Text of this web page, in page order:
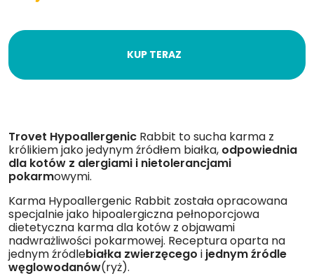
KUP TERAZ
Trovet Hypoallergenic Rabbit to sucha karma z
królikiem jako jedynym źródłem białka, odpowiednia
dla kotów z alergiami i nietolerancjami
pokarmowymi.
Karma Hypoallergenic Rabbit została opracowana
specjalnie jako hipoalergiczna pełnoporcjowa
dietetyczna karma dla kotów z objawami
nadwrażliwości pokarmowej. Receptura oparta na
jednym źródlebiałka zwierzęcego i jednym źródle
węglowodanów(ryż).